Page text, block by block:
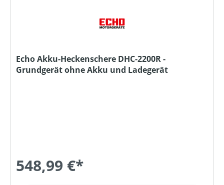
Echo Akku-Heckenschere DHC-2200R -
Grundgerät ohne Akku und Ladegerät
548,99 €*